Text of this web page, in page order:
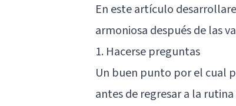
En este artículo
armoniosa después de las
1. Hacerse preguntas
Un buen punto por el cual
antes de regresar a la